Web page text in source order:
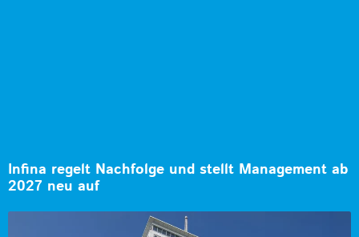
Infina regelt Nachfolge und stellt Management ab
2027 neu auf